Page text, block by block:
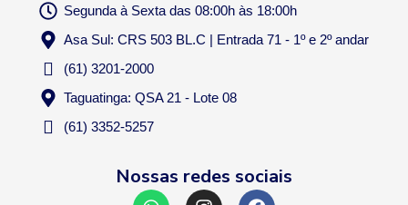
Segunda à Sexta das 08:00h às 18:00h
Asa Sul: CRS 503 BL.C | Entrada 71 - 1º e 2º andar
(61) 3201-2000
Taguatinga: QSA 21 - Lote 08
(61) 3352-5257
Nossas redes sociais